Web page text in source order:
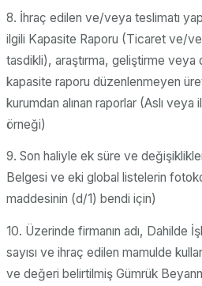
8. İhraç edilen ve/veya teslimatı
ilgili Kapasite Raporu (Ticaret ve/
tasdikli), araştırma, geliştirme veya
kapasite raporu düzenlenmeyen
kurumdan alınan raporlar (Aslı veya
örneği)
9. Son haliyle ek süre ve
Belgesi ve eki global listelerin
maddesinin (d/1) bendi için)
10. Üzerinde firmanın adı, Dahilde
sayısı ve ihraç edilen mamulde
ve değeri belirtilmiş Gümrük